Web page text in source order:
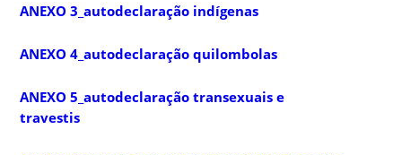
ANEXO 3_autodeclaração indígenas
ANEXO 4_autodeclaração quilombolas
ANEXO 5_autodeclaração transexuais e
travestis